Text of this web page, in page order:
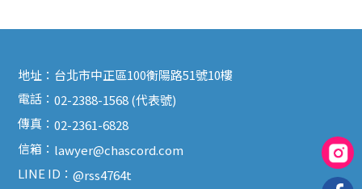
地址： 台北市中正區100衡陽路51號10樓
電話：02-2388-1568 (代表號)
傳真：02-2361-6828
信箱： lawyer@chascord.com
LINE ID：@rss4764t